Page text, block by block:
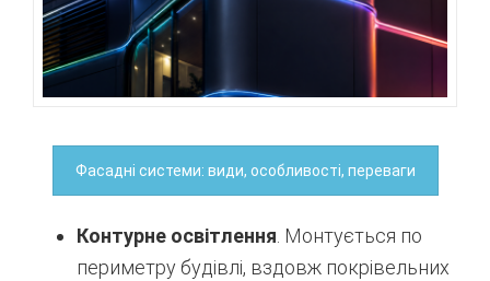
Фасадні системи: види, особливості, переваги
Контурне освітлення. Монтується по
периметру будівлі, вздовж покрівельних